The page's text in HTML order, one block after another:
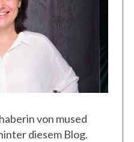
von mused
diesem Blog.